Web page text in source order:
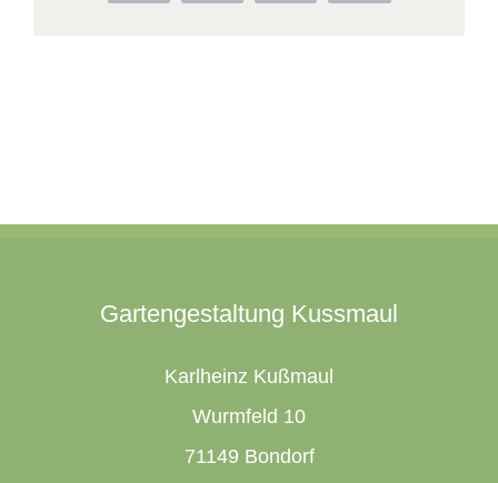
Gartengestaltung Kussmaul
Karlheinz Kußmaul
Wurmfeld 10
71149 Bondorf